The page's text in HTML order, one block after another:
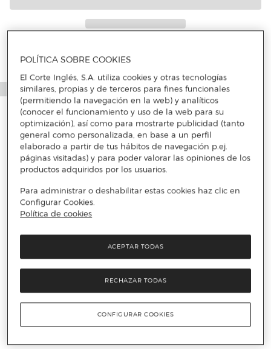
POLÍTICA SOBRE COOKIES
El Corte Inglés, S.A. utiliza cookies y otras tecnologías
similares, propias y de terceros para fines funcionales
(permitiendo la navegación en la web) y analíticos
(conocer el funcionamiento y uso de la web para su
optimización), así como para mostrarte publicidad (tanto
general como personalizada, en base a un perfil
elaborado a partir de tus hábitos de navegación p.ej.
páginas visitadas) y para poder valorar las opiniones de los
productos adquiridos por los usuarios.
Para administrar o deshabilitar estas cookies haz clic en
Configurar Cookies.
Política de cookies
RECHAZAR TODAS
ACEPTAR TODAS
CONFIGURAR COOKIES